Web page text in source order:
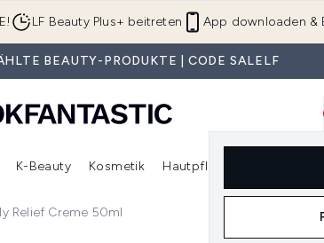
Zum Hauptinhalt springen
App downloaden &
LF Beauty Plus+ beitreten
BEAUTY-PRODUKTE | CODE SALELF
Untermenü Anmelden (Beauty Box) Untermenü Anmelden (Neu & Trending)
K-Beauty Kosmetik
Untermenü
Hautpflege
Relief Creme 50ml